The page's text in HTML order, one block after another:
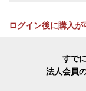
ログイン後に購入が
すでに
法人会員